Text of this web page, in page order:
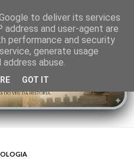
to deliver its services
address and user-agent are
performance and security
generate usage
abuse.
GOT IT